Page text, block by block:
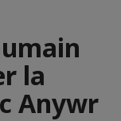
la
Anywr